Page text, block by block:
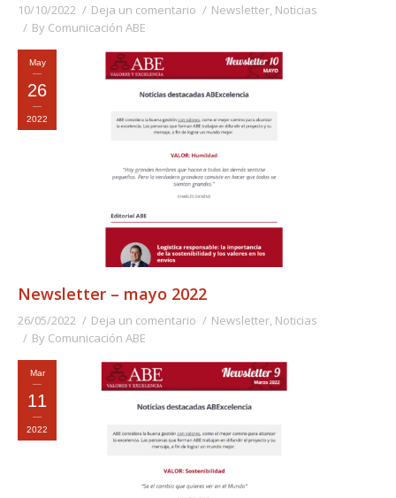
10/10/2022 Deja un comentario Newsletter, Noticias
By Comunicación ABE
May
26
2022
Newsletter – mayo 2022
26/05/2022 Deja un comentario Newsletter, Noticias
By Comunicación ABE
Mar
11
2022